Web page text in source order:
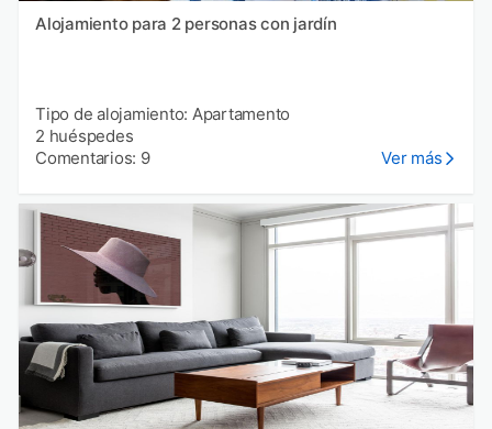
Alojamiento para 2 personas con jardín
Tipo de alojamiento: Apartamento
2 huéspedes
Comentarios: 9
Ver más